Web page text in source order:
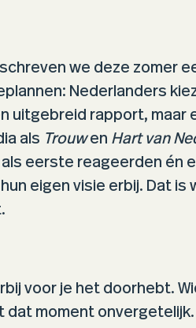
schreven we deze zomer
Nederlanders
uitgebreid rapport, maar
als Trouwen Hart van
eerste reageerden én
eigen visie erbij. Dat is
voor je het doorhebt.
dat moment onvergetelijk.